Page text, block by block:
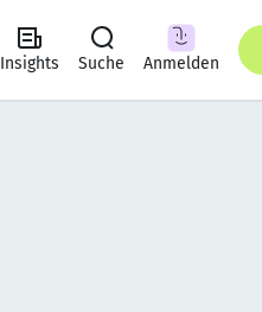
Insights Suche Anmelden